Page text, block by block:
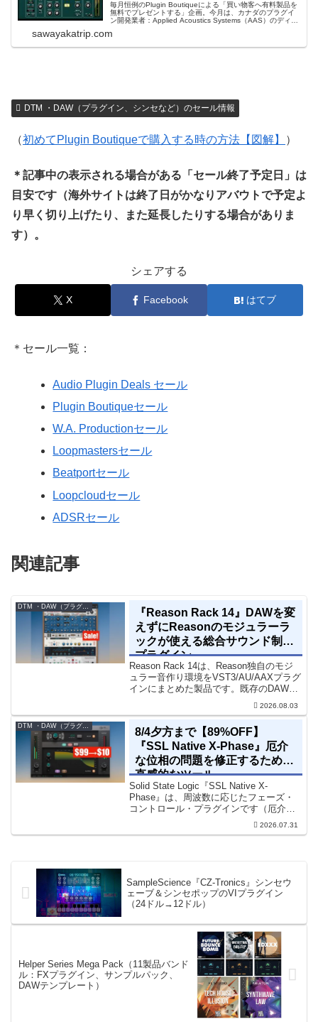
毎月恒例のPlugin Boutiqueによる「買い物客へ有料製品を
無料でプレゼントする」企画。今月は、カナダのプラグイ
ン開発業者：Applied Acoustics Systems（AAS）のディレ
格：139ドル！これ無茶苦茶良いブツで...
sawayakatrip.com
DTM ・DAW（プラグイン、シンセなど）のセール情報
（初めてPlugin Boutiqueで購入する時の方法【図解】 ）
＊記事中の表示される場合がある「セール終了予定日」は
目安です（海外サイトは終了日がかなりアバウトで予定よ
り早く切り上げたり、また延長したりする場合がありま
す）。
シェアする
X Facebook はてブ
＊セール一覧：
Audio Plugin Deals セール
Plugin Boutiqueセール
W.A. Productionセール
Loopmastersセール
Beatportセール
Loopcloudセール
ADSRセール
関連記事
『Reason Rack 14』DAWを変
えずにReasonのモジュラーラ
ックが使える総合サウンド制作
プラグイン
Reason Rack 14は、Reason独自のモジ
ュラー音作り環境をVST3/AU/AAXプラグ
インにまとめた製品です。既存のDAWを
乗り換えることなく、68種類のシンセや
エフェクト、CV配線をそのままトラック
に追加できます。通常199...
2026.08.03
DTM ・DAW（プラグイン、シンセなど）のセール情報
8/4夕方まで【89%OFF】
『SSL Native X-Phase』厄介
な位相の問題を修正するための
直感的なツール
Solid State Logic『SSL Native X-
Phase』は、周波数に応じたフェーズ・
コントロール・プラグインです（厄介な
位相の問題を修正するための直感的なツ
ールです）。特定の周波数で位相をシフ
2026.07.31
SampleScience『CZ-Tronics』シンセウ
ェーブ＆シンセポップのVIプラグイン
（24ドル→12ドル）
Helper Series Mega Pack（11製品バンド
ル：FXプラグイン、サンプルパック、
DAWテンプレート）